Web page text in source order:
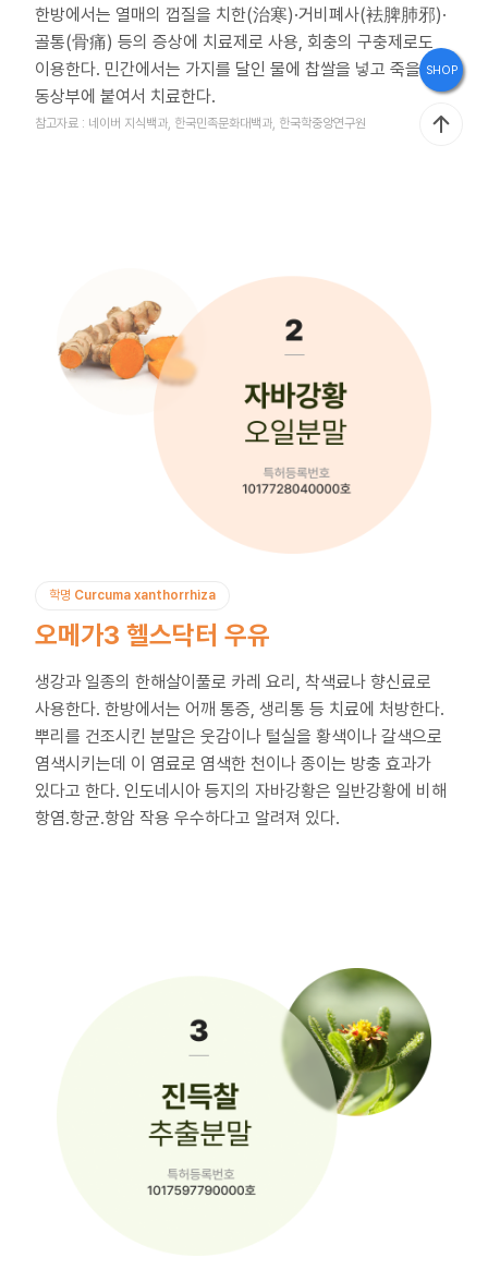
홍
보
관
아
디
어
제
안
대
리
점
신
청
한방에서는 열매의 껍질을 치한(治寒)·거비폐사(袪脾肺邪)·
골통(骨痛) 등의 증상에 치료제로 사용, 회충의 구충제로도
이용한다. 민간에서는 가지를 달인 물에 찹쌀을 넣고 죽을 끓여
동상부에 붙여서 치료한다.
참고자료 : 네이버 지식백과, 한국민족문화대백과, 한국학중앙연구원
학명 Curcuma xanthorrhiza
오메가3 헬스닥터 우유
생강과 일종의 한해살이풀로 카레 요리, 착색료나 향신료로
사용한다. 한방에서는 어깨 통증, 생리통 등 치료에 처방한다.
뿌리를 건조시킨 분말은 웃감이나 털실을 황색이나 갈색으로
염색시키는데 이 염료로 염색한 천이나 종이는 방충 효과가
있다고 한다. 인도네시아 등지의 자바강황은 일반강황에 비해
항염.항균.항암 작용 우수하다고 알려져 있다.
SHOP